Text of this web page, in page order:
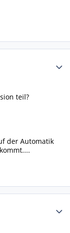
teil?
der Automatik